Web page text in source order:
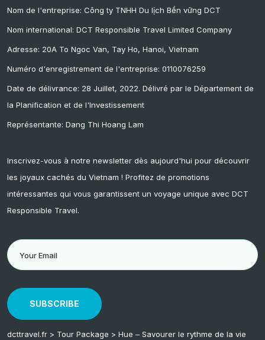
Nom de l'entreprise: Công ty TNHH Du lịch Bền vững DCT
Nom international: DCT Responsible Travel Limited Company
Adresse: 20A To Ngoc Van, Tay Ho, Hanoi, Vietnam
Numéro d'enregistrement de l'entreprise: 0110076259
Date de délivrance: 28 Juillet, 2022. Délivré par le Département de
la Planification et de l'Investissement
Représentante: Dang Thi Hoang Lam
Inscrivez-vous à notre newsletter dès aujourd'hui pour découvrir
les joyaux cachés du Vietnam ! Profitez de promotions
intéressantes qui vous garantissent un voyage unique avec DCT
Responsible Travel.
SUBSCRIBE
dcttravel.fr > Tour Package > Hue – Savourer le rythme de la vie